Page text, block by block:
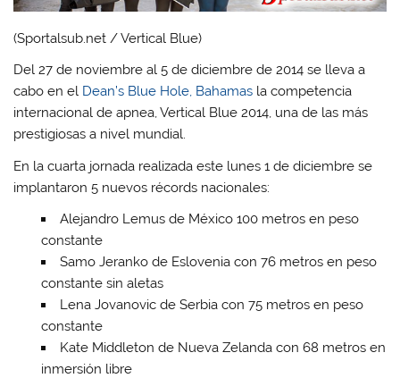
(Sportalsub.net / Vertical Blue)
Del 27 de noviembre al 5 de diciembre de 2014 se lleva a
cabo en el Dean’s Blue Hole, Bahamas la competencia
internacional de apnea, Vertical Blue 2014, una de las más
prestigiosas a nivel mundial.
En la cuarta jornada realizada este lunes 1 de diciembre se
implantaron 5 nuevos récords nacionales:
Alejandro Lemus de México 100 metros en peso
constante
Samo Jeranko de Eslovenia con 76 metros en peso
constante sin aletas
Lena Jovanovic de Serbia con 75 metros en peso
constante
Kate Middleton de Nueva Zelanda con 68 metros en
inmersión libre